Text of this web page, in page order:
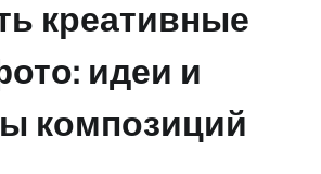
креативные
идеи и
композиций